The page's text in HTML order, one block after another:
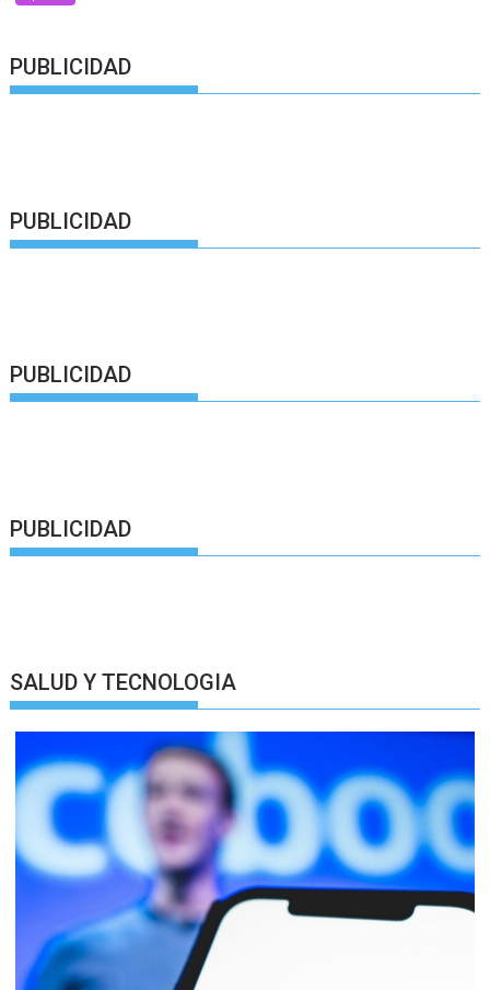
PUBLICIDAD
PUBLICIDAD
PUBLICIDAD
PUBLICIDAD
SALUD Y TECNOLOGIA